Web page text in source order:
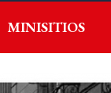
MINISITIOS